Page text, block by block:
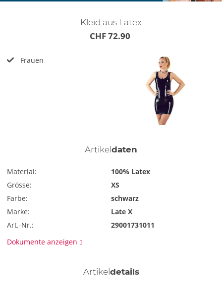
Kleid aus Latex
CHF 72.90
Frauen
Artikeldaten
Material:
100% Latex
Grösse:
XS
Farbe:
schwarz
Marke:
Late X
Art.-Nr.:
29001731011
Dokumente anzeigen
Artikeldetails